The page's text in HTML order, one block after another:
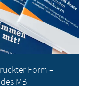
Form –
MB